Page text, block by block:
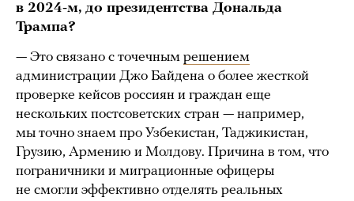
в 2024-м, до президентства Дональда
Трампа?
— Это связано с точечным решением
администрации Джо Байдена о более жесткой
проверке кейсов россиян и граждан еще
нескольких постсоветских стран — например,
мы точно знаем про Узбекистан, Таджикистан,
Грузию, Армению и Молдову. Причина в том, что
пограничники и миграционные офицеры
не смогли эффективно отделять реальных